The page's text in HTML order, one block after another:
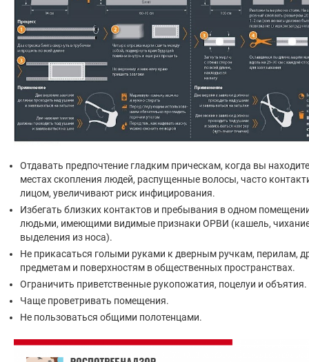
Отдавать предпочтение гладким прическам, когда вы
местах скопления людей, распущенные волосы, часто
лицом, увеличивают риск инфицирования.
Избегать близких контактов и пребывания в одном
людьми, имеющими видимые признаки ОРВИ (кашель,
выделения из носа).
Не прикасаться голыми руками к дверным ручкам, перилам,
предметам и поверхностям в общественных пространствах.
Ограничить приветственные рукопожатия, поцелуи и объятия.
Чаще проветривать помещения.
Не пользоваться общими полотенцами.